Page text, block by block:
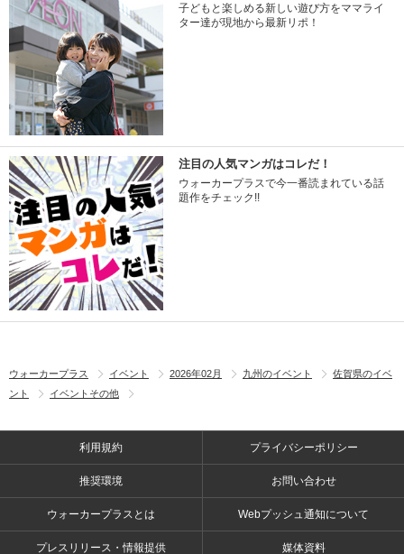
子どもと楽しめる新しい遊び方をママライ
ター達が現地から最新リポ！
注目の人気マンガはコレだ！
ウォーカープラスで今一番読まれている話
題作をチェック!!
ウォーカープラス イベント 2026年02月 九州のイベント
佐賀県のイベ
ント
イベントその他
利用規約 プライバシーポリシー
推奨環境 お問い合わせ
ウォーカープラスとは Webプッシュ通知について
プレスリリース・情報提供 媒体資料